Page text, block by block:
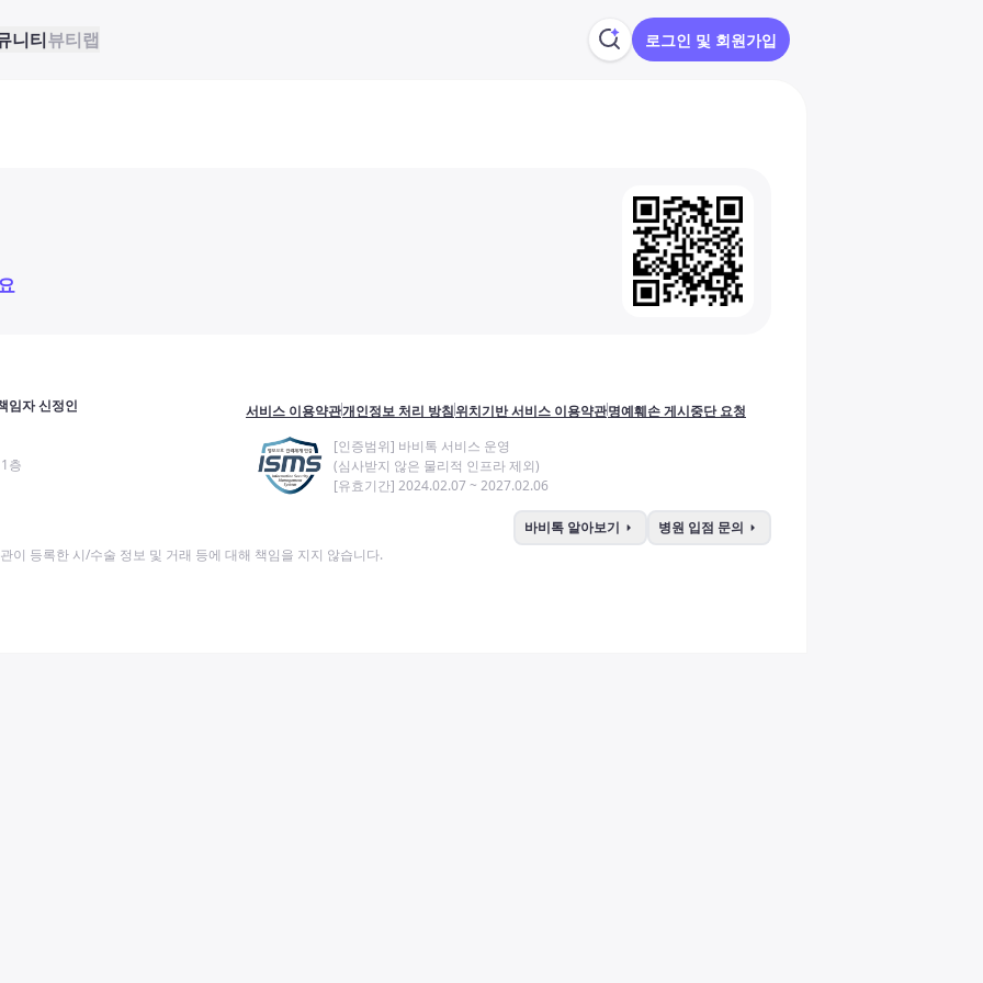
니티뷰티랩 로그인 및 회원가입
임자 신정인
층
서비스 이용약관개인정보 처리 방침위치기반 서비스 이용약관명예훼손 게시중단 요청
[인증범위] 바비톡 서비스 운영
(심사받지 않은 물리적 인프라 제외)
[유효기간] 2024.02.07 ~ 2027.02.06
바비톡 알아보기 arrow_right 병원 입점 문의 arrow_right
이 등록한 시/수술 정보 및 거래 등에 대해 책임을 지지 않습니다.